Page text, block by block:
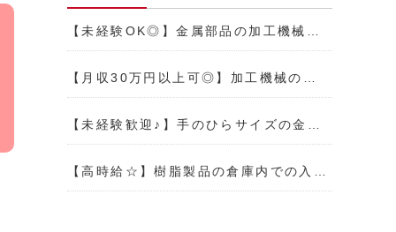
【未経験OK◎】金属部品の加工機械…
【月収30万円以上可◎】加工機械の…
【未経験歓迎♪】手のひらサイズの金…
【高時給☆】樹脂製品の倉庫内での入…